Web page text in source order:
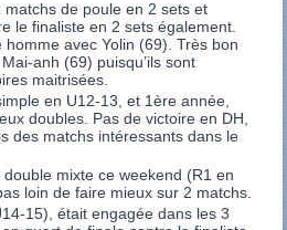
matchs de poule en 2 sets et
le finaliste en 2 sets également.
avec Yolin (69). Très bon
anh (69) puisqu’ils sont
maitrisées.
en U12-13, et 1ère année,
doubles. Pas de victoire en DH,
des matchs intéressants dans le
double mixte ce weekend (R1 en
loin de faire mieux sur 2 matchs.
15), était engagée dans les 3